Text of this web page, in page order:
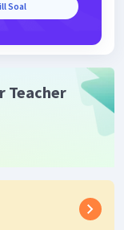
Soal
Teacher